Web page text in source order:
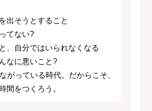
出そうとすること
てない?
、自分ではいられなくなる
なに悪いこと?
がっている時代。だからこそ、
間をつくろう。